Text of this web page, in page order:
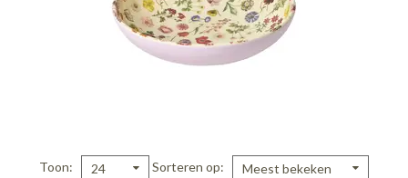
Toon 24 Sorteren op Meest bekeken